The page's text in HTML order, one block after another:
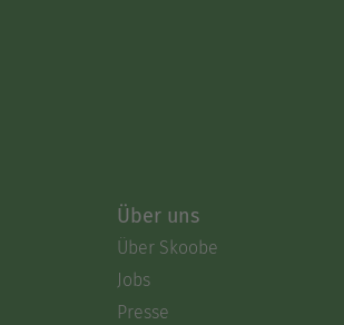
Über uns
Über Skoobe
Jobs
Presse